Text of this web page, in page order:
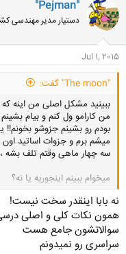
ش
ه
ا
"Pejman"
دستیار مدیر مهندسی
Jul 1, 2015
"The moon" گفت:
ببینید مشکل اصلی من اینه که
من کارامو ول کنم و بیام
بودم رو بشینم جزوشو بخونم!!
میشم برم و جزوات اساتید
سه چهار ماهی وقتم تلف بشه ،
میخوام ببینم اینجوریه یا نه؟
نه بابا اینقدر سخت نیست!
همون نکات کلی و اصلی
سوالاتشون جامع هست
سراسری رو نمیدونم